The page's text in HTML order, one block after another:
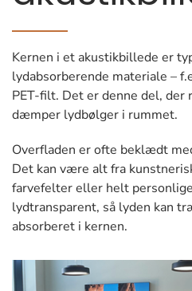
Kernen i et akustikbillede er
lydabsorberende materiale –
PET-filt. Det er denne del, der
dæmper lydbølger i rummet.
Overfladen er ofte beklædt
Det kan være alt fra
farvefelter eller helt
lydtransparent, så lyden kan
absorberet i kernen.